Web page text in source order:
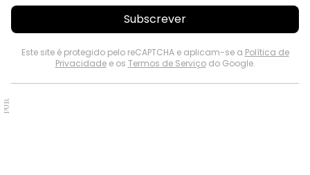
Subscrever
Este site é protegido pelo reCAPTCHA e aplicam-se a Política de
Privacidadee os Termos de Serviçodo Google.
PUB.